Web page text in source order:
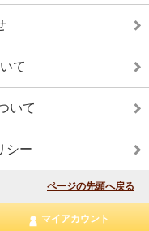
て
いて
シー
ページの先頭へ戻る
マイアカウント